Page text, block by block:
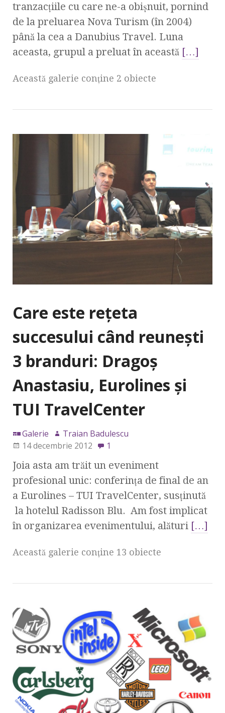
tranzacţiile cu care ne-a obişnuit, pornind
de la preluarea Nova Turism (în 2004)
până la cea a Danubius Travel. Luna
aceasta, grupul a preluat în această […]
Această galerie conţine 2 obiecte
Care este reţeta
succesului când reuneşti
3 branduri: Dragoş
Anastasiu, Eurolines şi
TUI TravelCenter
Galerie
Traian Badulescu
14 decembrie 2012
1
Joia asta am trăit un eveniment
profesional unic: conferinţa de final de an
a Eurolines – TUI TravelCenter, susţinută
la hotelul Radisson Blu. Am fost implicat
în organizarea evenimentului, alături […]
Această galerie conţine 13 obiecte